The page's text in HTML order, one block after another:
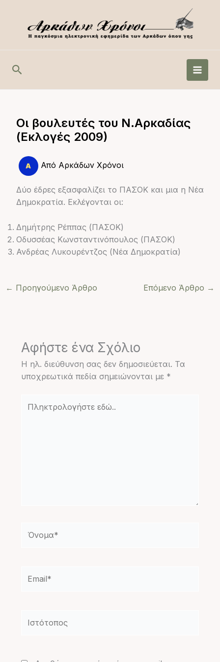
περιεχόμενο
Αναζήτηση
Οι βουλευτές του Ν.Αρκαδίας
(Εκλογές 2009)
Από Αρκάδων Χρόνοι
Δύο έδρες εξασφαλίζει το ΠΑΣΟΚ και μια η Νέα
Δημοκρατία. Εκλέγονται οι:
Δημήτρης Ρέππας (ΠΑΣΟΚ)
Οδυσσέας Κωνσταντινόπουλος (ΠΑΣΟΚ)
Ανδρέας Λυκουρέντζος (Νέα Δημοκρατία)
← Προηγούμενο Άρθρο Επόμενο Άρθρο →
Αφήστε ένα Σχόλιο
Η ηλ. διεύθυνση σας δεν δημοσιεύεται. Τα
υποχρεωτικά πεδία σημειώνονται με *
εδώ..